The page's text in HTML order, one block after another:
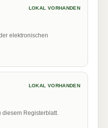
LOKAL VORHANDEN
elektronischen
LOKAL VORHANDEN
diesem Registerblatt.